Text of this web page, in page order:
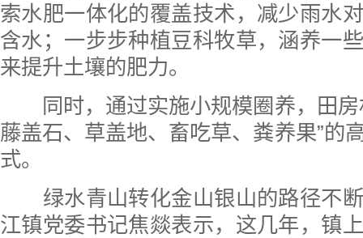
索水肥一体化的覆盖技术，减少雨水
含水；一步步种植豆科牧草，涵养一
来提升土壤的肥力。
同时，通过实施小规模圈养，田房
藤盖石、草盖地、畜吃草、粪养果”的
式。
绿水青山转化金山银山的路径不断
江镇党委书记焦燚表示，这几年，镇